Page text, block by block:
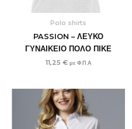
Polo shirts
PASSION – ΛΕΥΚΟ
ΓΥΝΑΙΚΕΙΟ ΠΟΛΟ ΠΙΚΕ
11,25 € με Φ.Π.Α